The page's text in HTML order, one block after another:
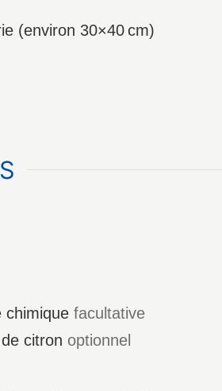
(environ 30×40 cm)
chimique facultative
citron optionnel